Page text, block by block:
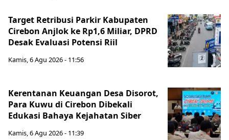
Target Retribusi Parkir Kabupaten
Cirebon Anjlok ke Rp1,6 Miliar, DPRD
Desak Evaluasi Potensi Riil
Kamis, 6 Agu 2026 - 11:56
Kerentanan Keuangan Desa Disorot,
Para Kuwu di Cirebon Dibekali
Edukasi Bahaya Kejahatan Siber
Kamis, 6 Agu 2026 - 11:39